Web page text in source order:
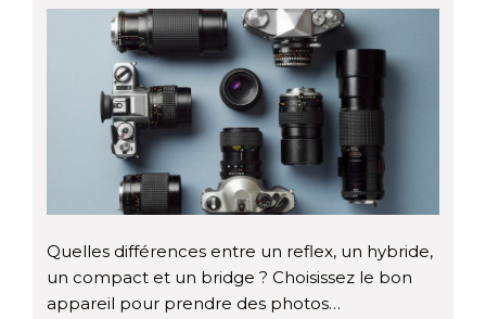
Quelles différences entre un reflex, un hybride,
un compact et un bridge ? Choisissez le bon
appareil pour prendre des photos…